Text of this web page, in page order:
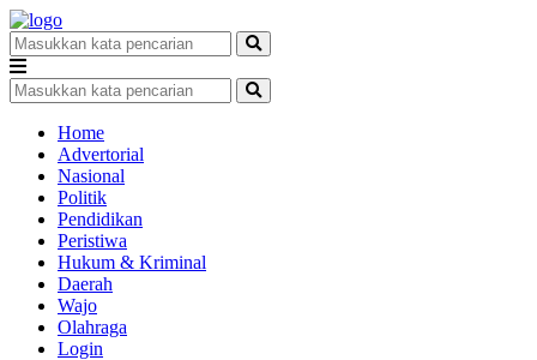
Home
Advertorial
Nasional
Politik
Pendidikan
Peristiwa
Hukum & Kriminal
Daerah
Wajo
Olahraga
Login